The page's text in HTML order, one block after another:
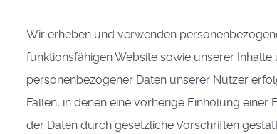
Wir erheben und verwenden
funktionsfähigen Website sowie unserer
personenbezogener Daten unserer Nutzer
Fällen, in denen eine vorherige Einholung
der Daten durch gesetzliche Vorschriften